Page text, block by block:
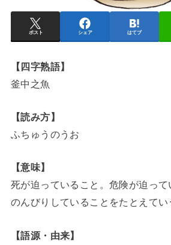
ポスト シェア はてブ
【四字熟語】
釜中之魚
【読み方】
ふちゅうのうお
【意味】
死が迫っていること。危険が迫って
のんびりしていることをたとえてい
【語源・由来】